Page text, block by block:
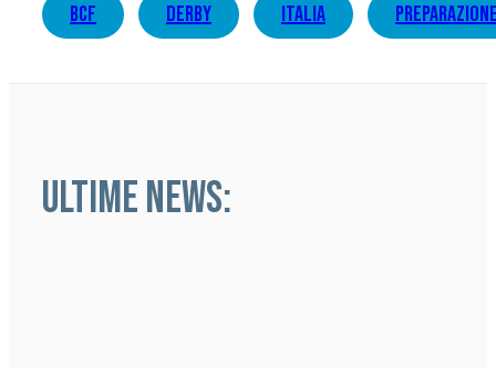
bcf derby italia
ULTIME NEWS: